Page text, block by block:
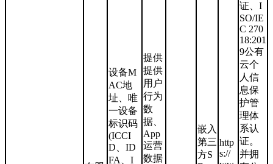
设备M
AC地
址、唯
一设备
标识码
(ICCI
D、ID
FA、I
提供
提供
用户
行为
数
据、
App
运营
数据
嵌入
第三
方S
http
s://
证、I
SO/IE
C 270
18:201
9公有
云个
人信
息保
护管
理体
系认
证。
并拥